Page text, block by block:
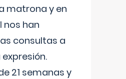
matrona y en
nos han
consultas a
21 semanas y